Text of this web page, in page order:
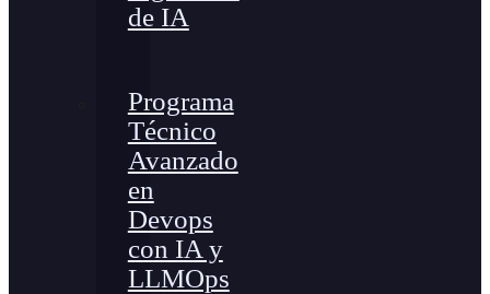
de IA
Programa
Técnico
Avanzado
en
Devops
con IA y
LLMOps